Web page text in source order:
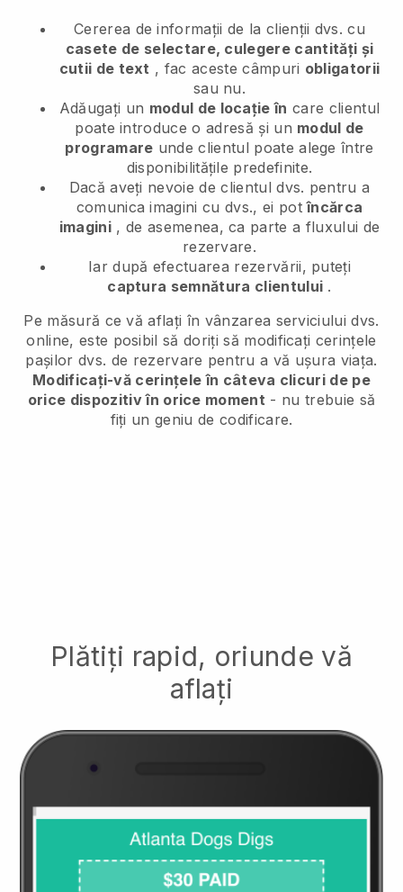
Cererea de informații de la clienții dvs. cu
casete de selectare, culegere cantități și
cutii de text , fac aceste câmpuri obligatorii
sau nu.
Adăugați un modul de locație în care clientul
poate introduce o adresă și un modul de
programare unde clientul poate alege între
disponibilitățile predefinite.
Dacă aveți nevoie de clientul dvs. pentru a
comunica imagini cu dvs., ei potîncărca
imagini , de asemenea, ca parte a fluxului de
rezervare.
Iar după efectuarea rezervării, puteți
captura semnătura clientului .
Pe măsură ce vă aflați în vânzarea serviciului dvs.
online, este posibil să doriți să modificați cerințele
pașilor dvs. de rezervare pentru a vă ușura viața.
Modificați-vă cerințele în câteva clicuri de pe
orice dispozitiv în orice moment - nu trebuie să
fiți un geniu de codificare.
Plătiți rapid, oriunde vă
aflați